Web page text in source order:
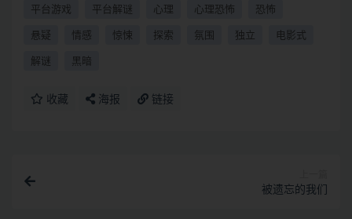
平台游戏 平台解谜 心理 心理恐怖 恐怖
悬疑 情感 惊悚 探索 氛围 独立 电影式
解谜 黑暗
收藏 海报 链接
被遗忘的我们